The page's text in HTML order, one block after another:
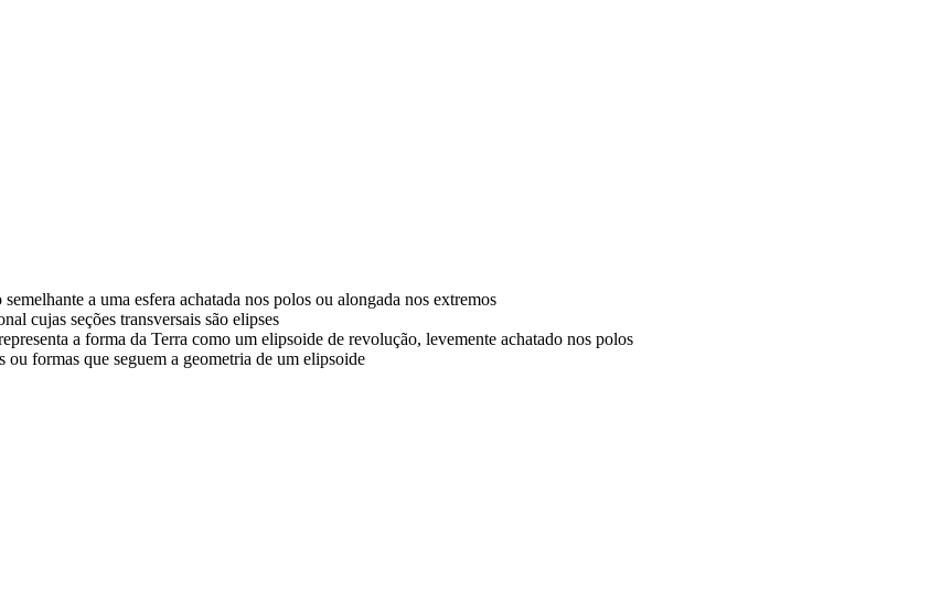
a uma esfera achatada nos polos ou alongada nos extremos
cujas seções transversais são elipses
a forma da Terra como um elipsoide de revolução, levemente achatado nos polos
formas que seguem a geometria de um elipsoide